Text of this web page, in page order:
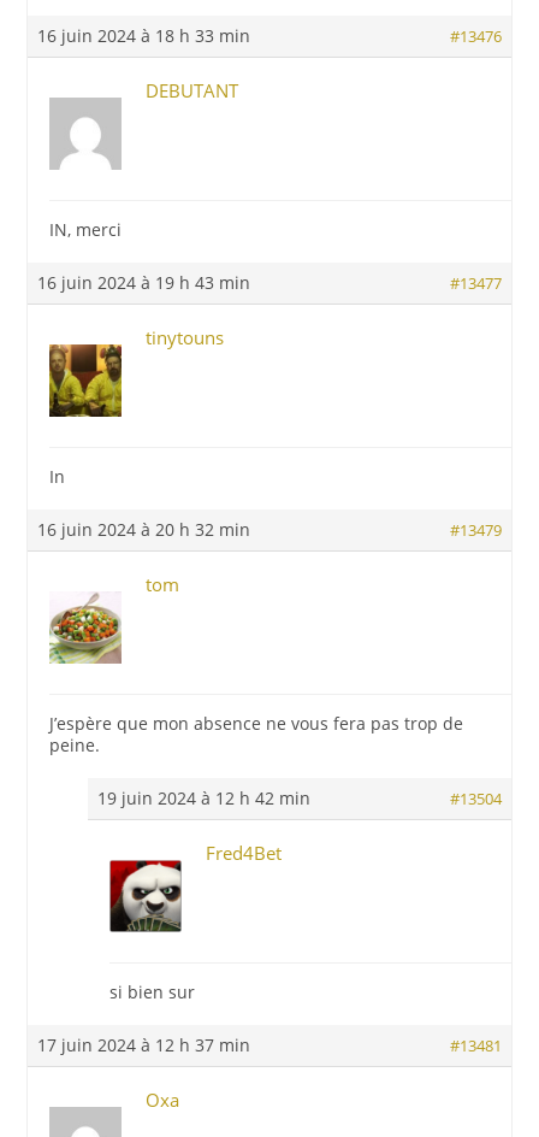
16 juin 2024 à 18 h 33 min #13476
DEBUTANT
IN, merci
16 juin 2024 à 19 h 43 min #13477
tinytouns
In
16 juin 2024 à 20 h 32 min #13479
tom
J’espère que mon absence ne vous fera pas trop de
peine.
19 juin 2024 à 12 h 42 min #13504
Fred4Bet
si bien sur
17 juin 2024 à 12 h 37 min #13481
Oxa